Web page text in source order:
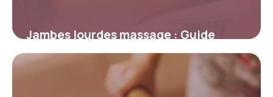
Jambes lourdes massage : Guide
complet 2026